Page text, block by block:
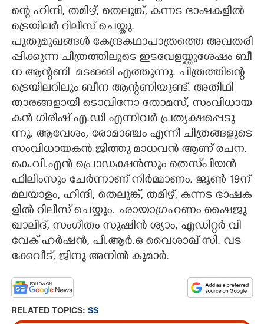
ന്റെ​ ​ഹി​ന്ദി,​ ​ത​മി​ഴ്,​ ​തെ​ലു​ങ്ക്,​ ​ക​ന്ന​ട​ ​ഭാ​ഷ​ക​ളി​ൽ​ ​
ട്രെ​യി​ല​ർ​ ​റി​ലീ​സ് ​ചെ​യ്തു.
പു​തു​മു​ഖ​ങ്ങ​ൾ​ ​കേ​ന്ദ്ര​ക​ഥാ​പാ​ത്ര​ത്തെ​ ​അ​വ​ത​രി​
പ്പി​ക്കു​ന്ന​ ​ചി​ത്ര​ത്തി​ലൂ​ടെ​ ​ഇ​ട​വേ​ള​യ്ക്കു​ശേ​ഷം​ ​ബീ​
ന​ ​ആ​ന്റ​ണി​ ​ മടങങി എ​ത്തു​ന്നു.​ ​ചി​ത്ര​ത്തി​ന്റെ​ ​
ട്രെ​യി​ല​റി​ലും​ ​ബീ​ന​ ​ആ​ന്റ​ണി​യു​ണ്ട്.​ ​അ​തി​ഥി​ ​
താ​ര​ങ്ങ​ളാ​യി​ ​ടൊ​വി​നോ​ ​തോ​മ​സ്,​ ​സം​വി​ധാ​യ​
ക​ൻ​ ​ഗി​രീ​ഷ് ​എ.​ഡി​ ​എ​ന്നി​വ​ർ​ ​പ്ര​ത്യ​ക്ഷ​പ്പെ​ടു​
ന്നു.​ ​ആ​വേ​ശം,​ ​രോ​മാ​ഞ്ചം​ ​എ​ന്നീ​ ​ചി​ത്ര​ങ്ങ​ളു​ടെ​
​സം​വി​ധാ​യ​ക​ൻ​ ​ജി​ത്തു​ ​മാ​ധ​വ​ൻ​ ​ആ​ണ് ​ര​ച​ന.​ ​
കെ.​വി.​എ​ൻ​ ​പ്രൊ​ഡ​ക്ഷ​ൻ​സും​ ​തെ​സ്‌​പി​യ​ൻ​ ​
ഫി​ലിം​സും​ ​ചേ​ർ​ന്നാ​ണ് ​നി​ർ​മ്മാ​ണം.​ ​ജൂ​ൺ​ 19​ന്
​മ​ല​യാ​ളം,​ ​ഹി​ന്ദി,​ ​തെ​ലു​ങ്ക്,​ ​ത​മി​ഴ്,​ ​ക​ന്ന​ട​ ​ഭാ​ഷ​ക​
ളി​ൽ​ ​റി​ലീ​സ് ​ചെ​യ്യും.​ ​ഛാ​യാ​ഗ്ര​ഹ​ണം​ ​ഷൈ​ജു​ ​
ഖാ​ലി​ദ്,​ ​സം​ഗീ​തം​ ​സു​ഷി​ൻ​ ​ശ്യാം,​ ​എ​ഡി​റ്റ​ർ​ ​വി​
വേ​ക് ​ഹ​ർ​ഷ​ൻ,​ ​പി.​ആ​ർ.​ഒ​ ​വൈ​ശാ​ഖ് ​സി.​ ​വ​ട​
ക്കേ​വീ​ട്,​ ​ജി​നു​ ​അ​നി​ൽ​ ​കു​മാ​ർ.
RELATED TOPICS: SS